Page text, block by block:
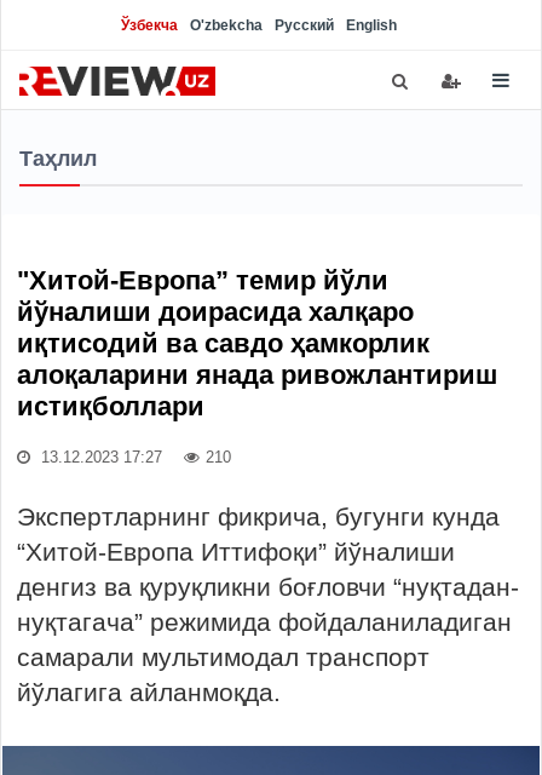
Ўзбекча O'zbekcha Русский English
Таҳлил
"Хитой-Европа” темир йўли
йўналиши доирасида халқаро
иқтисодий ва савдо ҳамкорлик
алоқаларини янада ривожлантириш
истиқболлари
13.12.2023 17:27 210
Экспертларнинг фикрича, бугунги кунда
“Хитой-Европа Иттифоқи” йўналиши
денгиз ва қуруқликни боғловчи “нуқтадан-
нуқтагача” режимида фойдаланиладиган
самарали мультимодал транспорт
йўлагига айланмоқда.